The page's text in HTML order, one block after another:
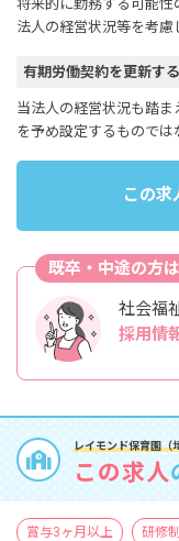
将来的に勤務する可能
法人の経営状況等を考慮
有期労働契約を更新す
当法人の経営状況も踏
を予め設定するものでは
この求
既卒・中途の方
社会福
採用情
レイモンド保育園（
この求人
賞与3ヶ月以上 研修